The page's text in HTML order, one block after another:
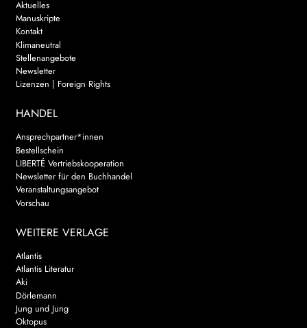
Aktuelles
Manuskripte
Kontakt
Klimaneutral
Stellenangebote
Newsletter
Lizenzen | Foreign Rights
HANDEL
Ansprechpartner*innen
Bestellschein
LIBERTÉ Vertriebskooperation
Newsletter für den Buchhandel
Veranstaltungsangebot
Vorschau
WEITERE VERLAGE
Atlantis
Atlantis Literatur
Aki
Dörlemann
Jung und Jung
Oktopus